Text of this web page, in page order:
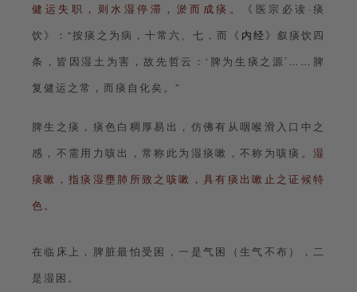
健运失职，则水湿停滞，淤而成痰。
《医宗必读·痰
饮》：“按痰之为病，十常六、七，而 《 内经》 叙痰饮四
条，皆因湿土为害，故先哲云：‘脾为生痰之源’……脾
复健运之常，而痰自化矣。”
脾生之痰，痰色白稠厚易出，仿佛有从咽喉滑入口中之
感，不需用力咳出，常称此为湿痰嗽，不称为咳痰。 湿
痰嗽，指痰湿壅肺所致之咳嗽，具有痰出嗽止之证候特
色。
在临床上，脾脏最怕受困，一是气困（生气不布），二
是湿困。